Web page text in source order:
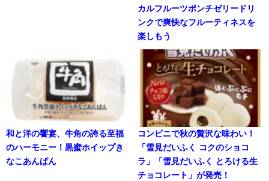
カルフルーツポンチゼリードリ
ンクで爽快なフルーティネスを
楽しもう
和と洋の饗宴、牛角の誇る至福
のハーモニー！黒蜜ホイップき
なこあんぱん
コンビニで秋の贅沢な味わい！
「雪見だいふく コクのショコ
ラ」「雪見だいふく とろける生
チョコレート」が発売！